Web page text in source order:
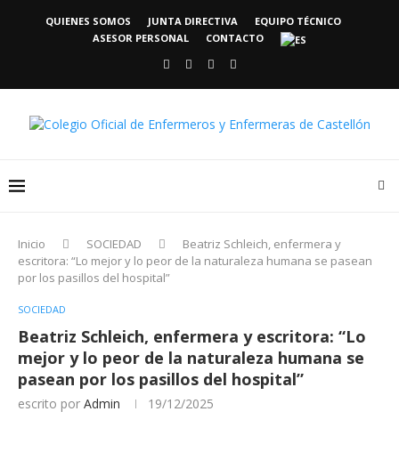
QUIENES SOMOS JUNTA DIRECTIVA
EQUIPO TÉCNICO
ASESOR PERSONAL
CONTACTO
Inicio SOCIEDAD
Beatriz Schleich, enfermera y
escritora: “Lo mejor y lo peor de la naturaleza humana se pasean
por los pasillos del hospital”
SOCIEDAD
Beatriz Schleich, enfermera y escritora: “Lo
mejor y lo peor de la naturaleza humana se
pasean por los pasillos del hospital”
escrito por Admin 19/12/2025